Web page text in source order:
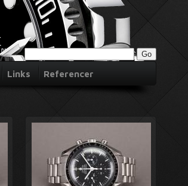
Links Referencer